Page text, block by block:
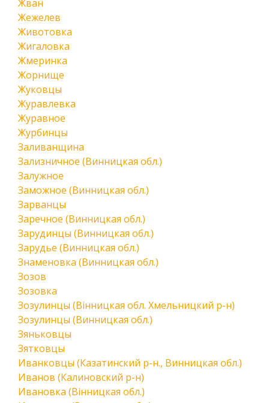
Жван
Жежелев
Животовка
Жигаловка
Жмеринка
Жорнище
Жуковцы
Журавлевка
Журавное
Журбинцы
Заливанщина
Зализничное (Винницкая обл.)
Залужное
Заможное (Винницкая обл.)
Зарванцы
Заречное (Винницкая обл.)
Зарудинцы (Винницкая обл.)
Зарудье (Винницкая обл.)
Знаменовка (Винницкая обл.)
Зозов
Зозовка
Зозулинцы (Вінницкая обл. Хмельницкий р-н)
Зозулинцы (Винницкая обл.)
Зяньковцы
Зятковцы
Иванковцы (Казатинский р-н., Винницкая обл.)
Иванов (Калиновский р-н)
Ивановка (Вінницкая обл.)